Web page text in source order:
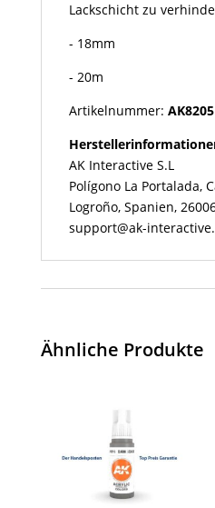
Lackschicht zu
- 18mm
- 20m
Artikelnummer: AK8205
AK Interactive S.L
Polígono La Portalada,
Logroño, Spanien,
support@ak-
Ähnliche Produkte